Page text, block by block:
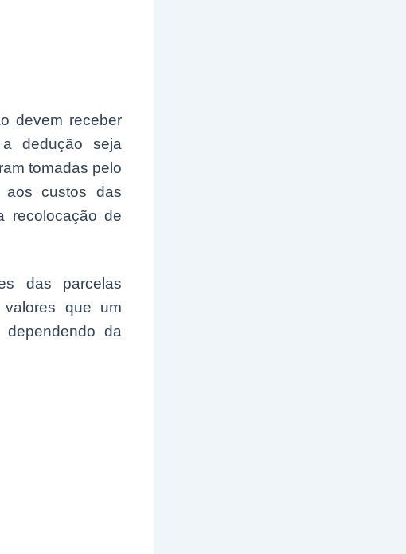
devem receber
dedução seja
tomadas pelo
aos custos das
recolocação de
das parcelas
que um
da